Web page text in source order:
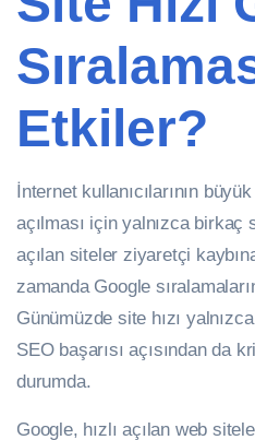
Etkiler?
İnternet kullanıcılarının
açılması için yalnızca birkaç
açılan siteler ziyaretçi
zamanda Google
Günümüzde site hızı
SEO başarısı açısından da
durumda.
Google, hızlı açılan web